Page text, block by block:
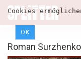
Cookies
OK
Roman Surzhenko